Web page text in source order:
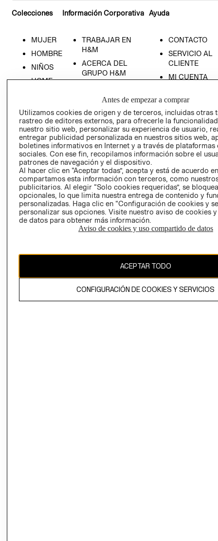
Colecciones
MUJER
HOMBRE
NIÑOS
HOME
Información Corporativa
TRABAJAR EN
H&M
ACERCA DEL
GRUPO H&M
SOCIAL
PRENSA
RELACIÓN CON
INVERSIONISTAS
POLÍTICA
EMPRESARIAL
Ayuda
CONTACTO
SERVICIO AL
CLIENTE
MI CUENTA
TIENDAS
- RETIRO EN
TIENDA
TÉRMINOS Y
CONDICIONES
AVISO DE
PRIVACIDAD
GIFT CARD
AVISO DE
COOKIES
CAMBIAR REGIÓN
Antes de empezar a comprar
Utilizamos cookies de origen y de terceros, incluidas otras
rastreo de editores externos, para ofrecerle la
nuestro sitio web, personalizar su experiencia de usuario,
entregar publicidad personalizada en nuestros sitios web,
boletines informativos en Internet y a través de plataformas
sociales. Con ese fin, recopilamos información sobre el
patrones de navegación y el dispositivo.
Al hacer clic en “Aceptar todas”, acepta y está de acuerdo
compartamos esta información con terceros, como
publicitarios. Al elegir “Solo cookies requeridas”, se
opcionales, lo que limita nuestra entrega de contenido y
personalizadas. Haga clic en “Configuración de cookies y
personalizar sus opciones. Visite nuestro aviso de cookies
de datos para obtener más información.
Aviso de cookies y uso compartido de datos
ACEPTAR TODO
CONFIGURACIÓN DE COOKIES Y SERVICIOS